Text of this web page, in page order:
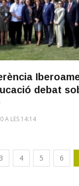
debat
A LES 14:14
3 4 5 6